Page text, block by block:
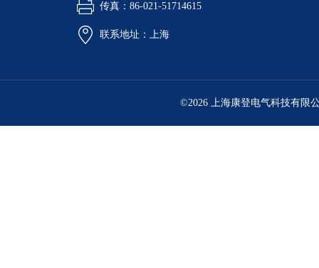
传真：86-021-51714615
联系地址：上海
©2026 上海康登电气科技有限